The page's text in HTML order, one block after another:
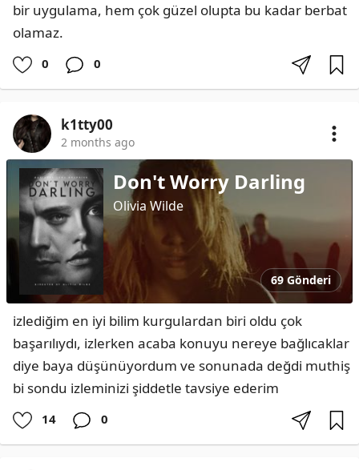
bir uygulama, hem çok güzel olupta bu kadar berbat
olamaz.
0 0
k1tty00
2 months ago
Don't Worry Darling
Olivia Wilde
69 Gönderi
izlediğim en iyi bilim kurgulardan biri oldu çok
başarılıydı, izlerken acaba konuyu nereye bağlıcaklar
diye baya düşünüyordum ve sonunada değdi muthiş
bi sondu izleminizi şiddetle tavsiye ederim
14 0